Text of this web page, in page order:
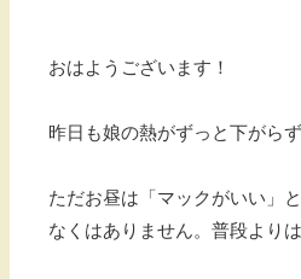
おはようございます！
昨日も娘の熱がずっと下がらず
ただお昼は「マックがいい」
なくはありません。普段より